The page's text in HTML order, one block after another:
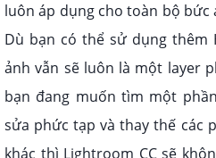
luôn áp dụng cho toàn bộ
Dù bạn có thể sử dụng thêm
ảnh vẫn sẽ luôn là một layer
bạn đang muốn tìm một
sửa phức tạp và thay thế các
khác thì Lightroom CC sẽ